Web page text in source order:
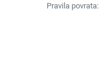
Pravila povrata: